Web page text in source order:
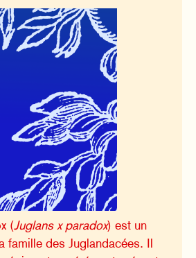
(Juglans x paradox) est un
famille des Juglandacées. Il